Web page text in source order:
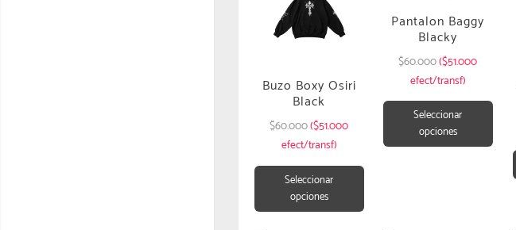
Buzo Boxy Osiri
Black
$60.000($51.000
efect/transf)
Seleccionar
opciones
Pantalon Baggy
Blacky
$60.000($51.000
efect/transf)
Seleccionar
opciones